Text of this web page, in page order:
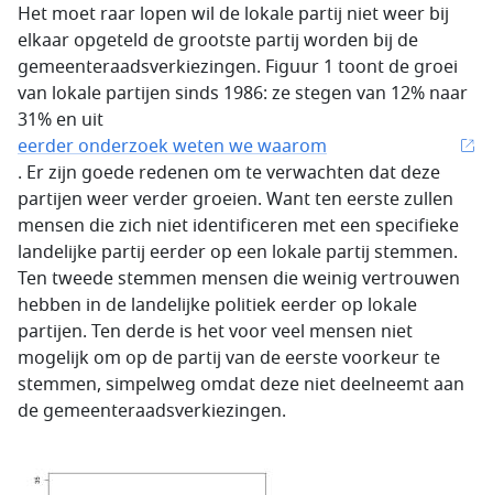
Het moet raar lopen wil de lokale partij niet weer bij
elkaar opgeteld de grootste partij worden bij de
gemeenteraadsverkiezingen. Figuur 1 toont de groei
van lokale partijen sinds 1986: ze stegen van 12% naar
31% en uit
eerder onderzoek weten we waarom
. Er zijn goede redenen om te verwachten dat deze
partijen weer verder groeien. Want ten eerste zullen
mensen die zich niet identificeren met een specifieke
landelijke partij eerder op een lokale partij stemmen.
Ten tweede stemmen mensen die weinig vertrouwen
hebben in de landelijke politiek eerder op lokale
partijen. Ten derde is het voor veel mensen niet
mogelijk om op de partij van de eerste voorkeur te
stemmen, simpelweg omdat deze niet deelneemt aan
de gemeenteraadsverkiezingen.